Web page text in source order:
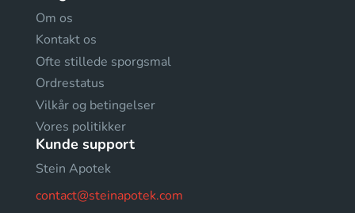
Om os
Kontakt os
Ofte stillede sporgsmal
Ordrestatus
Vilkår og betingelser
Vores politikker
Kunde support
Stein Apotek
contact@steinapotek.com